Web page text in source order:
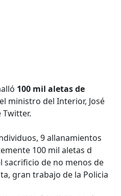
100 mil aletas de
ministro del Interior, José
Twitter.
9 allanamientos
100 mil aletas d
de no menos de
gran trabajo de la Policia